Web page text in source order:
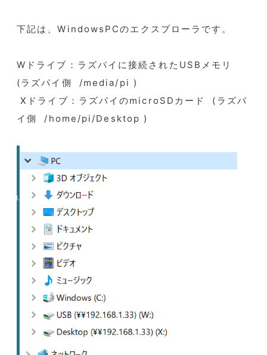
下記は、WindowsPCのエクスプローラです。
Wドライブ：ラズパイに接続されたUSBメモリ
(ラズパイ側 /media/pi )
Xドライブ：ラズパイのmicroSDカード (ラズパ
イ側 /home/pi/Desktop )